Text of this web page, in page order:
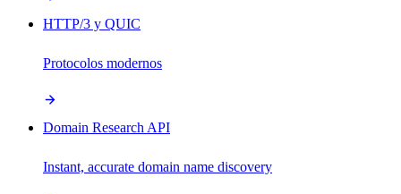
HTTP/3 y QUIC
Protocolos modernos
Domain Research API
Instant, accurate domain name discovery